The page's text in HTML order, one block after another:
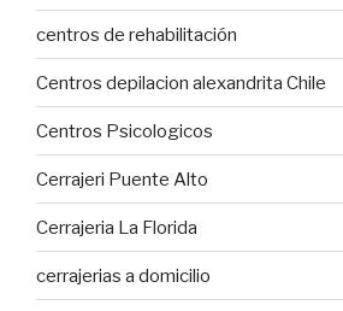
centros de rehabilitación
Centros depilacion alexandrita Chile
Centros Psicologicos
Cerrajeri Puente Alto
Cerrajeria La Florida
cerrajerias a domicilio